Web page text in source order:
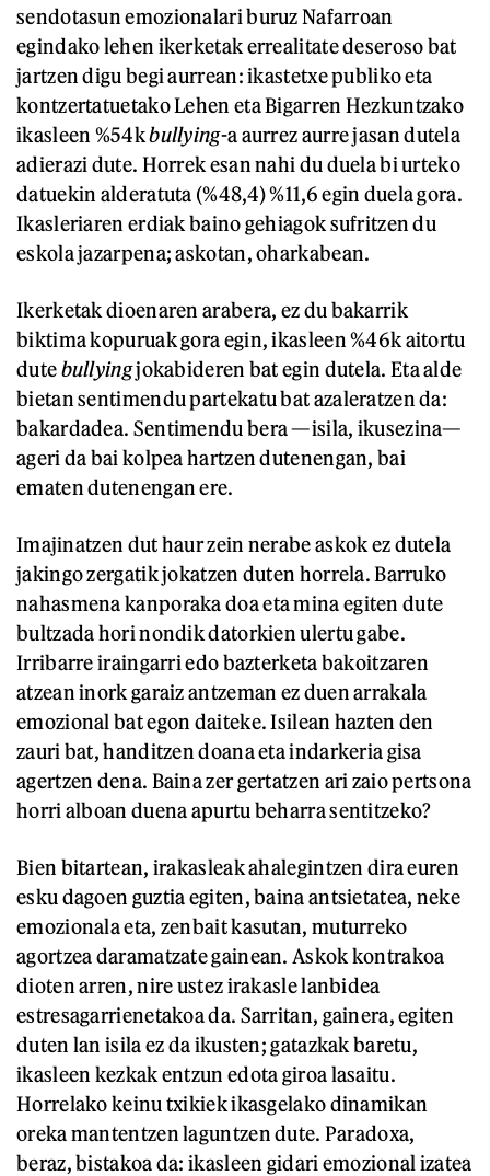
sendotasun emozionalari buruz Nafarroan
egindako lehen ikerketak errealitate deseroso bat
jartzen digu begi aurrean: ikastetxe publiko eta
kontzertatuetako Lehen eta Bigarren Hezkuntzako
ikasleen %54kbullying-a aurrez aurre jasan dutela
adierazi dute. Horrek esan nahi du duela bi urteko
datuekin alderatuta (%48,4) %11,6 egin duela gora.
Ikasleriaren erdiak baino gehiagok sufritzen du
eskola jazarpena; askotan, oharkabean.
Ikerketak dioenaren arabera, ez du bakarrik
biktima kopuruak gora egin, ikasleen %46k aitortu
dutebullyingjokabideren bat egin dutela. Eta alde
bietan sentimendu partekatu bat azaleratzen da:
bakardadea. Sentimendu bera —isila, ikusezina—
ageri da bai kolpea hartzen dutenengan, bai
ematen dutenengan ere.
Imajinatzen dut haur zein nerabe askok ez dutela
jakingo zergatik jokatzen duten horrela. Barruko
nahasmena kanporaka doa eta mina egiten dute
bultzada hori nondik datorkien ulertu gabe.
Irribarre iraingarri edo bazterketa bakoitzaren
atzean inork garaiz antzeman ez duen arrakala
emozional bat egon daiteke. Isilean hazten den
zauri bat, handitzen doana eta indarkeria gisa
agertzen dena. Baina zer gertatzen ari zaio pertsona
horri alboan duena apurtu beharra sentitzeko?
Bien bitartean, irakasleak ahalegintzen dira euren
esku dagoen guztia egiten, baina antsietatea, neke
emozionala eta, zenbait kasutan, muturreko
agortzea daramatzate gainean. Askok kontrakoa
dioten arren, nire ustez irakasle lanbidea
estresagarrienetakoa da. Sarritan, gainera, egiten
duten lan isila ez da ikusten; gatazkak baretu,
ikasleen kezkak entzun edota giroa lasaitu.
Horrelako keinu txikiek ikasgelako dinamikan
oreka mantentzen laguntzen dute. Paradoxa,
beraz, bistakoa da: ikasleen gidari emozional izatea